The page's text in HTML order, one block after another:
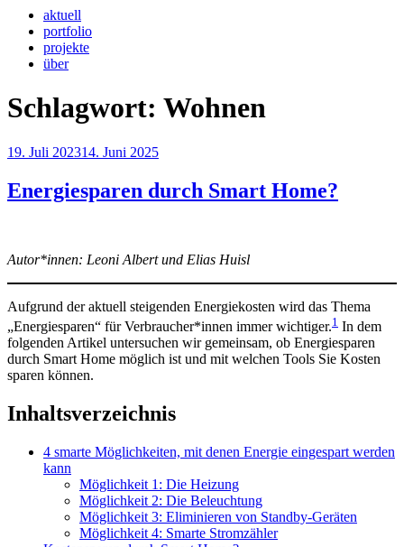
aktuell
portfolio
projekte
über
Schlagwort: Wohnen
Veröffentlicht
19. Juli 202314. Juni 2025
Energiesparen durch Smart Home?
Autor*innen: Leoni Albert und Elias Huisl
Aufgrund der aktuell steigenden Energiekosten wird das Thema
„Energiesparen“ für Verbraucher*innen immer wichtiger.1 In dem
folgenden Artikel untersuchen wir gemeinsam, ob Energiesparen
durch Smart Home möglich ist und mit welchen Tools Sie Kosten
sparen können.
Inhaltsverzeichnis
4 smarte Möglichkeiten, mit denen Energie eingespart werden
kann
Möglichkeit 1: Die Heizung
Möglichkeit 2: Die Beleuchtung
Möglichkeit 3: Eliminieren von Standby-Geräten
Möglichkeit 4: Smarte Stromzähler